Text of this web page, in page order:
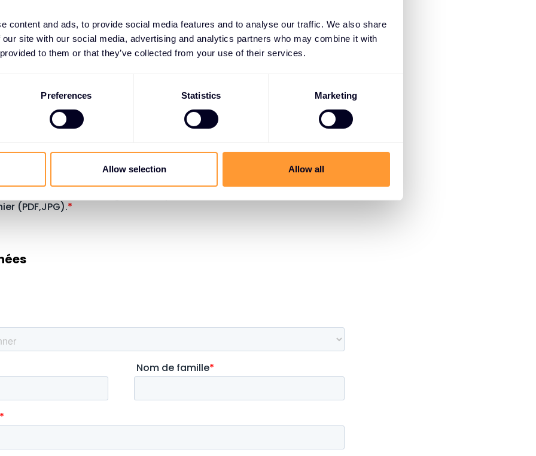
content and ads, to provide social media features and to analyse our traffic. We also share
site with our social media, advertising and analytics partners who may combine it with
to them or that they’ve collected from your use of their services.
Preferences Statistics Marketing
Allow selection Allow all